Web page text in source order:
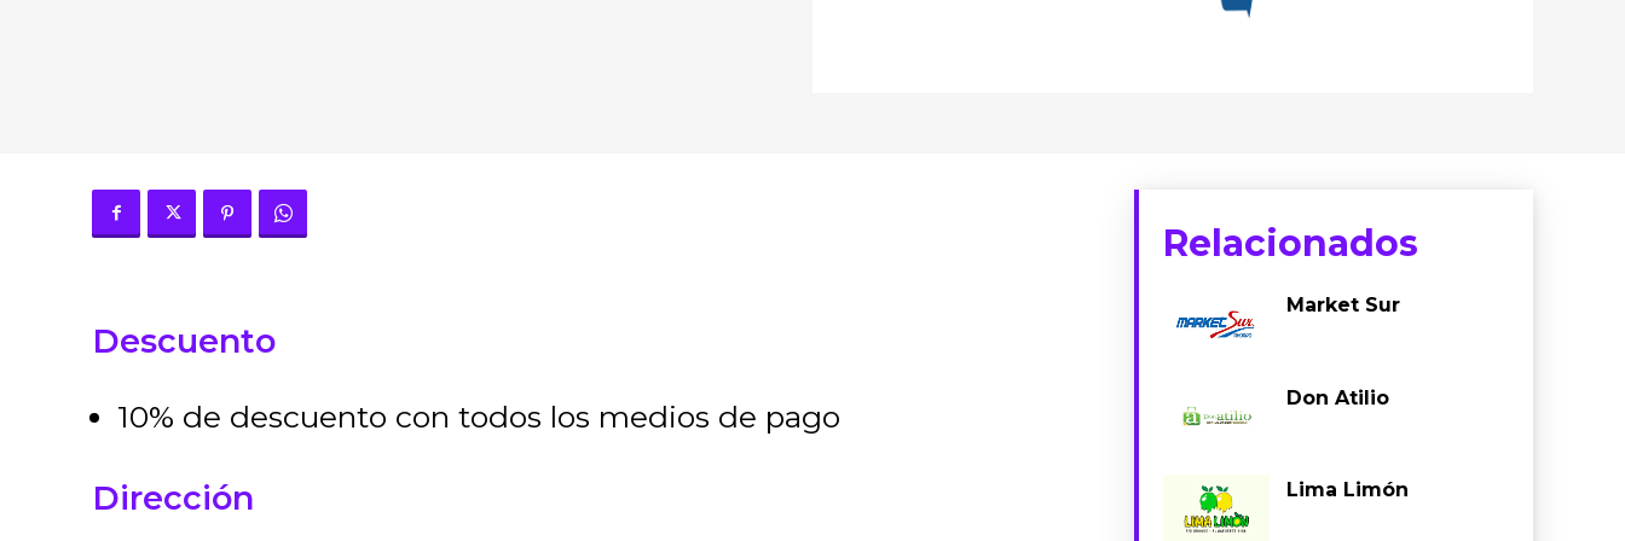
Descuento
10% de descuento con todos los medios de pago
Dirección
Relacionados
Market Sur
Don Atilio
Lima Limón